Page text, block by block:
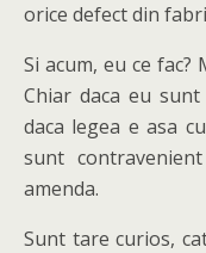
orice defect din
Si acum, eu ce fac?
Chiar daca eu
daca legea e asa
sunt
amenda.
Sunt tare curios,